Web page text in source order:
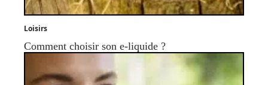
Loisirs
Comment choisir son e-liquide ?